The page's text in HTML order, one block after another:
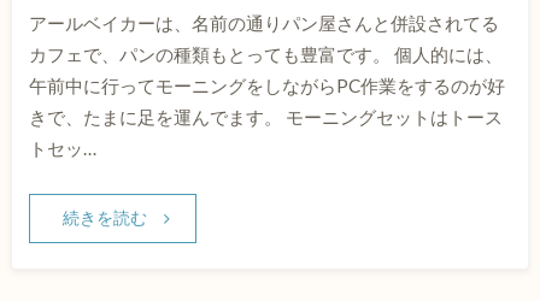
アールベイカーは、名前の通りパン屋さんと併設されてる
カフェで、パンの種類もとっても豊富です。 個人的には、
午前中に行ってモーニングをしながらPC作業をするのが好
きで、たまに足を運んでます。 モーニングセットはトース
トセッ…
続きを読む